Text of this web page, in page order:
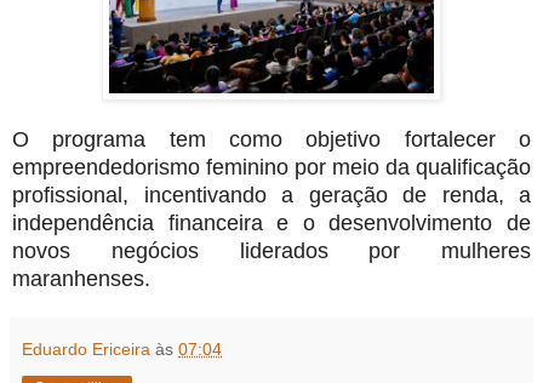
O programa tem como objetivo fortalecer o
empreendedorismo feminino por meio da qualificação
profissional, incentivando a geração de renda, a
independência financeira e o desenvolvimento de
novos negócios liderados por mulheres
maranhenses.
Eduardo Ericeira às 07:04